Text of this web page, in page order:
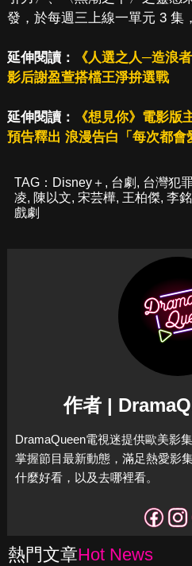
發，於每週三上線一單元 3 集
延伸閱讀：
《人選之人─造浪
影后謝盈萱搭檔王淨拚選戰
延伸閱讀：
《想見你》電影版
預告釋出 浪漫告白「每次都會
TAG： Disney＋ , 台劇 , 台灣犯
凌, 陳以文, 宋芸樺, 王柏傑, 李
戲劇
作者 |
DramaQueen電視迷提供歐美影
掌握節目最新動態，滿足熱愛影
什麼好看，以及去哪裡看。
熱門文章Hot News